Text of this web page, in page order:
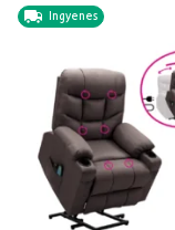
Ingyenes